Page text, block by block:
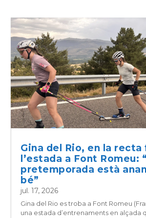
Gina del Rio, en la recta
l’estada a Font Romeu:
pretemporada està
bé”
jul. 17, 2026
Gina del Rio es troba a Font Romeu
una estada d’entrenaments en alçada